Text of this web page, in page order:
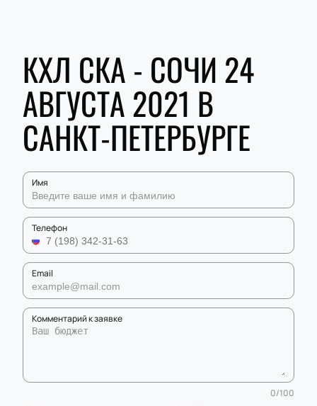
КХЛ СКА - СОЧИ 24
АВГУСТА 2021 В
САНКТ-ПЕТЕРБУРГЕ
Имя
Телефон
Email
Комментарий к заявке
0/100